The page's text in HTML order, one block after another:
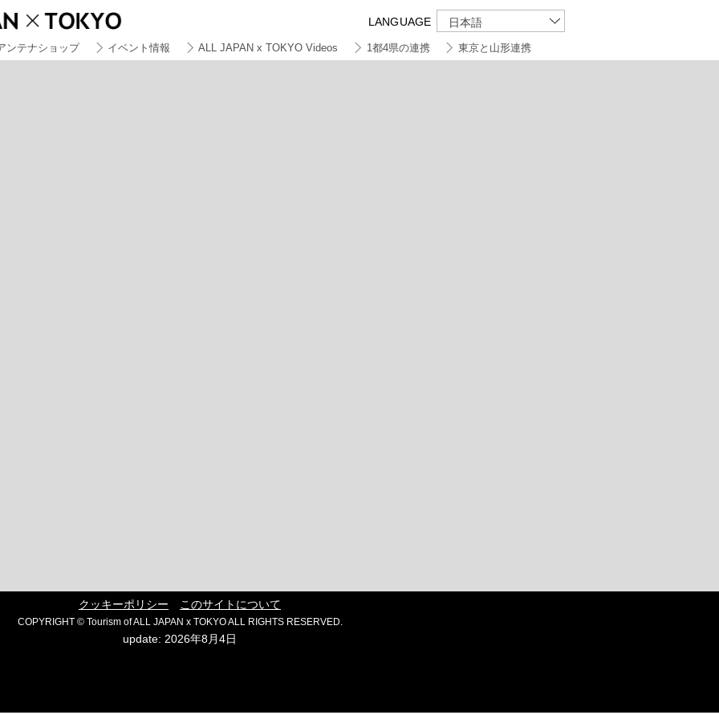
LANGUAGE 日本語
ンテナショップ イベント情報 ALL JAPAN x TOKYO Videos 1都4県の連携 東京と山形連携
クッキーポリシー このサイトについて
COPYRIGHT © Tourism of ALL JAPAN x TOKYO ALL RIGHTS RESERVED.
update: 2026年8月4日